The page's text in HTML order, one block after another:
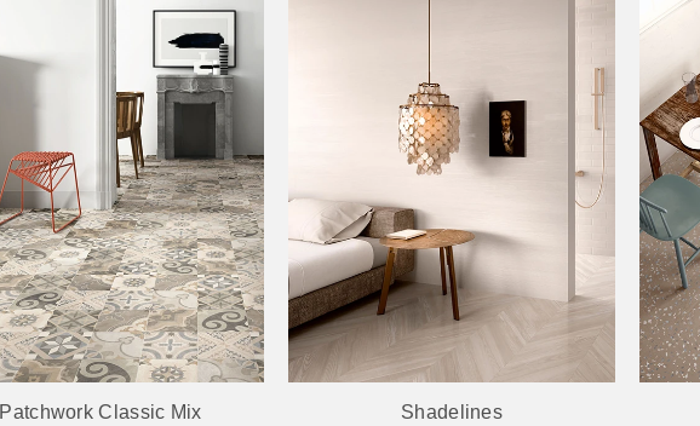
Patchwork Classic Mix Shadelines